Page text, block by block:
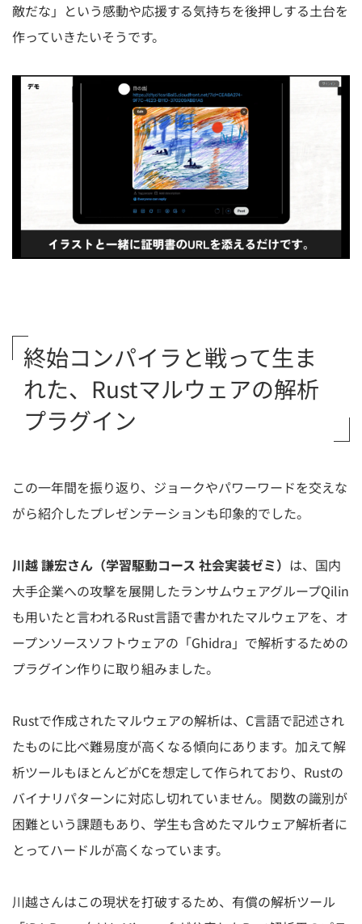
敵だな」という感動や応援する気持ちを後押しする土台を
作っていきたいそうです。
終始コンパイラと戦って生ま
れた、Rustマルウェアの解析
プラグイン
この一年間を振り返り、ジョークやパワーワードを交えな
がら紹介したプレゼンテーションも印象的でした。
川越 謙宏さん（学習駆動コース 社会実装ゼミ） は、国内
大手企業への攻撃を展開したランサムウェアグループQilin
も用いたと言われるRust言語で書かれたマルウェアを、オ
ープンソースソフトウェアの「Ghidra」で解析するための
プラグイン作りに取り組みました。
Rustで作成されたマルウェアの解析は、C言語で記述され
たものに比べ難易度が高くなる傾向にあります。加えて解
析ツールもほとんどがCを想定して作られており、Rustの
バイナリパターンに対応し切れていません。関数の識別が
困難という課題もあり、学生も含めたマルウェア解析者に
とってハードルが高くなっています。
川越さんはこの現状を打破するため、有償の解析ツール